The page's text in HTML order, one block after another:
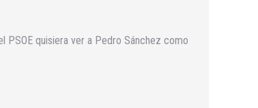
PSOE quisiera ver a Pedro Sánchez como